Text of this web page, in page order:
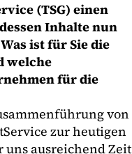
(TSG) einen
Inhalte nun
ist für Sie die
welche
für die
von
zur heutigen
uns ausreichend Zeit